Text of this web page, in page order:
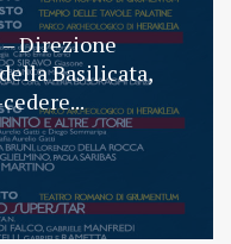
Direzione
Basilicata,